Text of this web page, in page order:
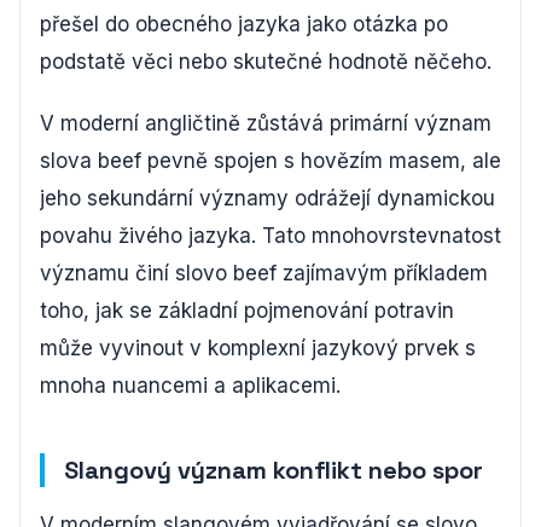
přešel do obecného jazyka jako otázka po
podstatě věci nebo skutečné hodnotě něčeho.
V moderní angličtině zůstává primární význam
slova beef pevně spojen s hovězím masem, ale
jeho sekundární významy odrážejí dynamickou
povahu živého jazyka. Tato mnohovrstevnatost
významu činí slovo beef zajímavým příkladem
toho, jak se základní pojmenování potravin
může vyvinout v komplexní jazykový prvek s
mnoha nuancemi a aplikacemi.
Slangový význam konflikt nebo spor